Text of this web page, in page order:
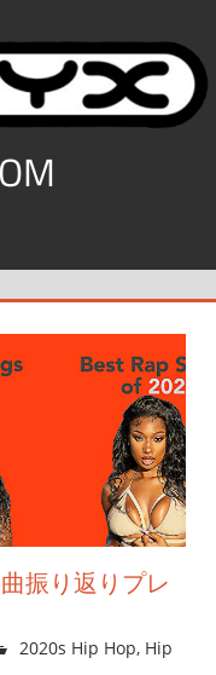
振り返りプレ
2020s Hip Hop, Hip